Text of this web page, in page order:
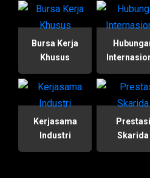
Bursa Kerja
Khusus
Kerjasama
Industri
Prestasi
Skarida